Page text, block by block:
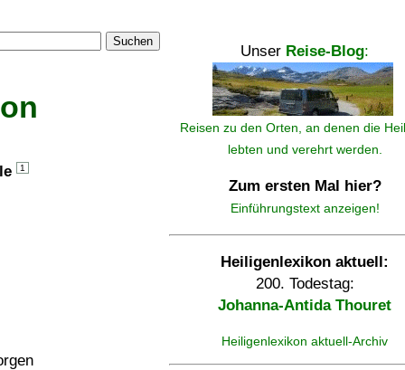
Suchen
1
Unser Reise-Blog:
Reisen zu den Orten, an denen die
lebten und verehrt werden.
Zum ersten Mal hier?
Einführungstext anzeigen!
Heiligenlexikon aktuell:
200. Todestag:
Johanna-Antida Thouret
Heiligenlexikon aktuell-Archiv